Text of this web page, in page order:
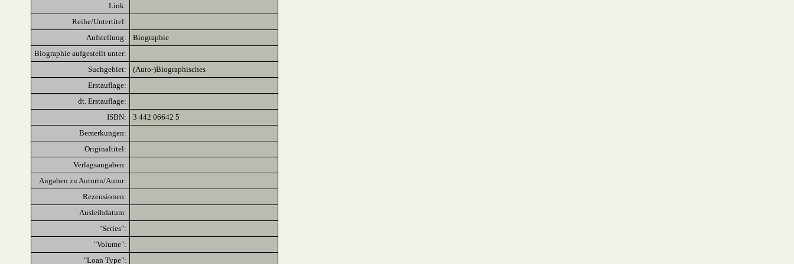
Link:
Reihe/Untertitel:
Aufstellung:
Biographie
Biographie aufgestellt unter:
Suchgebiet:
(Auto-)Biographisches
Erstauflage:
dt. Erstauflage:
ISBN:
3 442 06642 5
Bemerkungen:
Originaltitel:
Verlagsangaben:
Angaben zu Autorin/Autor:
Rezensionen:
Ausleihdatum:
"Series":
"Volume":
"Loan Type":